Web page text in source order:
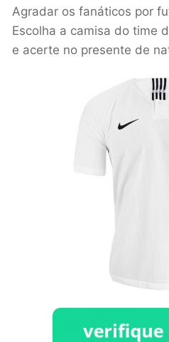
Agradar os fanáticos por
Escolha a camisa do time
e acerte no presente de